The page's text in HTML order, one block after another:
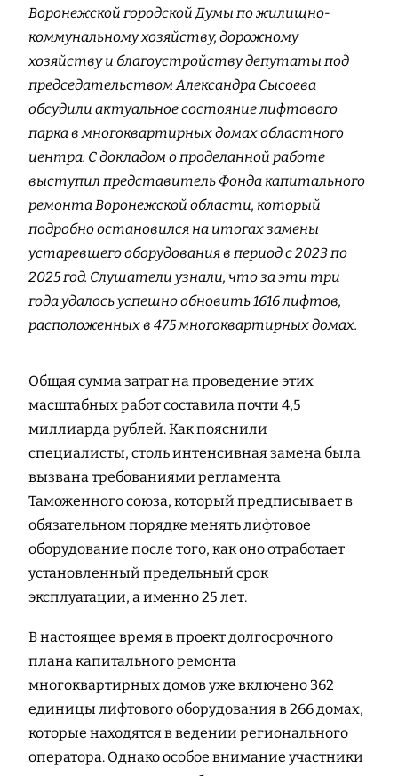
Воронежской городской Думы по жилищно-
коммунальному хозяйству, дорожному
хозяйству и благоустройству депутаты под
председательством Александра Сысоева
обсудили актуальное состояние лифтового
парка в многоквартирных домах областного
центра. С докладом о проделанной работе
выступил представитель Фонда капитального
ремонта Воронежской области, который
подробно остановился на итогах замены
устаревшего оборудования в период с 2023 по
2025 год. Слушатели узнали, что за эти три
года удалось успешно обновить 1616 лифтов,
расположенных в 475 многоквартирных домах.
Общая сумма затрат на проведение этих
масштабных работ составила почти 4,5
миллиарда рублей. Как пояснили
специалисты, столь интенсивная замена была
вызвана требованиями регламента
Таможенного союза, который предписывает в
обязательном порядке менять лифтовое
оборудование после того, как оно отработает
установленный предельный срок
эксплуатации, а именно 25 лет.
В настоящее время в проект долгосрочного
плана капитального ремонта
многоквартирных домов уже включено 362
единицы лифтового оборудования в 266 домах,
которые находятся в ведении регионального
оператора. Однако особое внимание участники